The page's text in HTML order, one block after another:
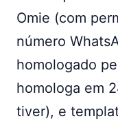
Omie (com
número
homologado
homologa em
tiver), e